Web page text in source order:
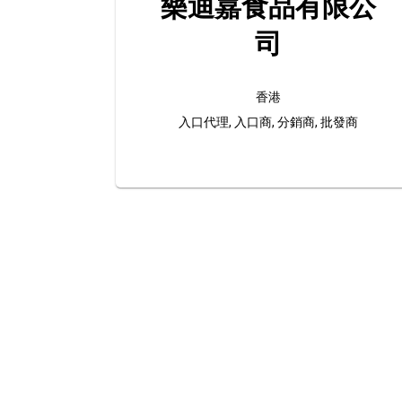
樂迪嘉食品有限公
司
香港
入口代理, 入口商, 分銷商, 批發商